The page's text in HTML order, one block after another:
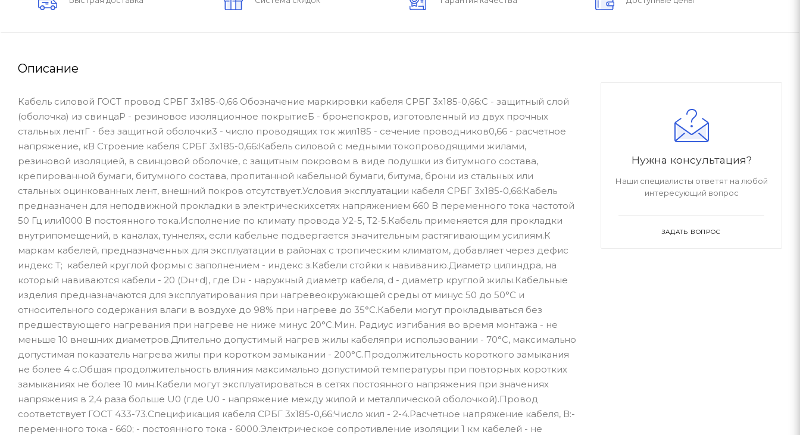
Описание
Кабель силовой ГОСТ провод СРБГ 3х185-0,66 Обозначение маркировки кабеля СРБГ 3х185-0,66:С - защитный слой
(оболочка) из свинцаР - резиновое изоляционное покрытиеБ - бронепокров, изготовленный из двух прочных
стальных лентГ - без защитной оболочки3 - число проводящих ток жил185 - сечение проводников0,66 - расчетное
напряжение, кВ Строение кабеля СРБГ 3х185-0,66:Кабель силовой с медными токопроводящими жилами,
резиновой изоляцией, в свинцовой оболочке, с защитным покровом в виде подушки из битумного состава,
крепированной бумаги, битумного состава, пропитанной кабельной бумаги, битума, брони из стальных или
стальных оцинкованных лент, внешний покров отсутствует.Условия эксплуатации кабеля СРБГ 3х185-0,66:Кабель
предназначен для неподвижной прокладки в электрическихсетях напряжением 660 В переменного тока частотой
50 Гц или1000 В постоянного тока.Исполнение по климату провода У2-5, Т2-5.Кабель применяется для прокладки
внутрипомещений, в каналах, туннелях, если кабельне подвергается значительным растягивающим усилиям.К
маркам кабелей, предназначенных для эксплуатации в районах с тропическим климатом, добавляет через дефис
индекс Т; кабелей круглой формы с заполнением - индекс з.Кабели стойки к навиванию.Диаметр цилиндра, на
который навиваются кабели - 20 (Dн+d), где Dн - наружный диаметр кабеля, d - диаметр круглой жилы.Кабельные
изделия предназначаются для эксплуатирования при нагревеокружающей среды от минус 50 до 50°С и
относительного содержания влаги в воздухе до 98% при нагреве до 35°С.Кабели могут прокладываться без
предшествующего нагревания при нагреве не ниже минус 20°С.Мин. Радиус изгибания во время монтажа - не
меньше 10 внешних диаметров.Длительно допустимый нагрев жилы кабеляпри использовании - 70°С, максимально
допустимая показатель нагрева жилы при коротком замыкании - 200°С.Продолжительность короткого замыкания
не более 4 с.Общая продолжительность влияния максимально допустимой температуры при повторных коротких
замыканиях не более 10 мин.Кабели могут эксплуатироваться в сетях постоянного напряжения при значениях
напряжения в 2,4 раза больше U0 (где U0 - напряжение между жилой и металлической оболочкой).Провод
соответствует ГОСТ 433-73.Спецификация кабеля СРБГ 3х185-0,66:Число жил - 2-4.Расчетное напряжение кабеля, В:-
переменного тока - 660; - постоянного тока - 6000.Электрическое сопротивление изоляции 1 км кабелей - не
Нужна консультация?
Наши специалисты ответят на любой
интересующий вопрос
ЗАДАТЬ ВОПРОС